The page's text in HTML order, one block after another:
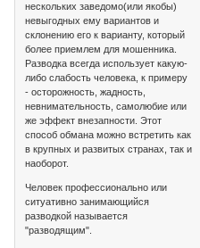
нескольких заведомо(или якобы)
невыгодных ему вариантов и
склонению его к варианту, который
более приемлем для мошенника.
Разводка всегда использует какую-
либо слабость человека, к примеру
- осторожность, жадность,
невнимательность, самолюбие или
же эффект внезапности. Этот
способ обмана можно встретить как
в крупных и развитых странах, так и
наоборот.
Человек профессионально или
ситуативно занимающийся
разводкой называется
"разводящим".